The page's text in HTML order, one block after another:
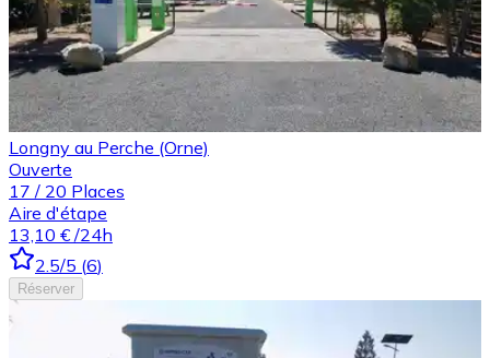
Longny au Perche (Orne)
Ouverte
17 / 20 Places
Aire d'étape
13,10 € /24h
2.5/5 (6)
Réserver